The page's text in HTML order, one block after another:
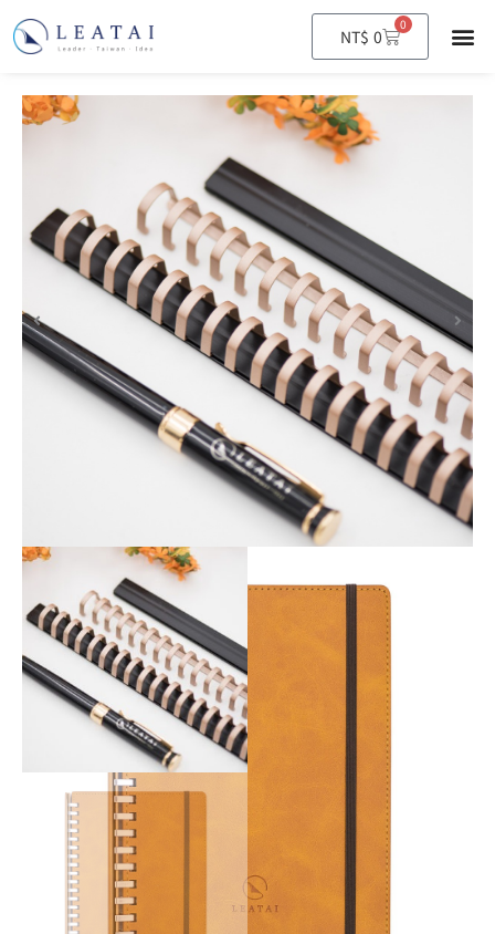
NT$ 0
0
購
物